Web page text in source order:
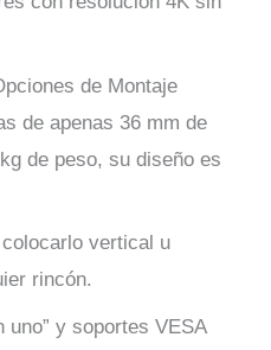
de Montaje
de apenas 36 mm de
de peso, su diseño es
vertical u
rincón.
uno” y soportes VESA